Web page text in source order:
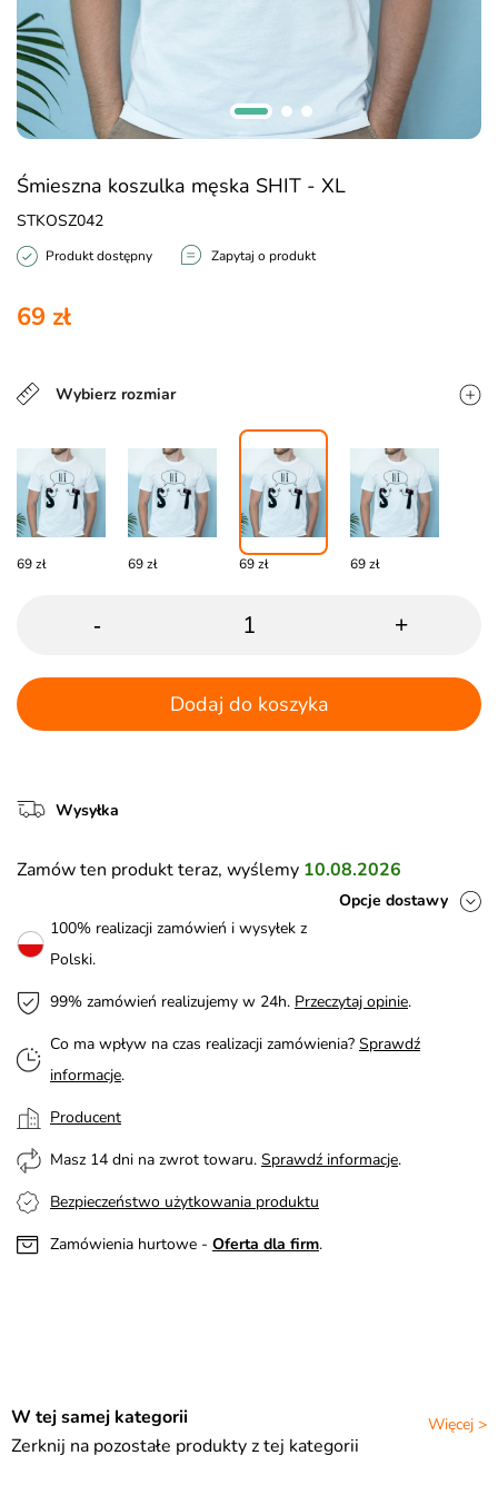
Śmieszna koszulka męska SHIT - XL
STKOSZ042
Produkt dostępny Zapytaj o produkt
69 zł
Wybierz rozmiar
69 zł 69 zł 69 zł 69 zł
- +
Dodaj do koszyka
Wysyłka
Zamów ten produkt teraz, wyślemy 10.08.2026
Opcje dostawy
100% realizacji zamówień i wysyłek z
Polski.
99% zamówień realizujemy w 24h. Przeczytaj opinie.
Co ma wpływ na czas realizacji zamówienia? Sprawdź
informacje.
Producent
Masz 14 dni na zwrot towaru. Sprawdź informacje.
Bezpieczeństwo użytkowania produktu
Zamówienia hurtowe - Oferta dla firm.
Więcej >
W tej samej kategorii
Zerknij na pozostałe produkty z tej kategorii